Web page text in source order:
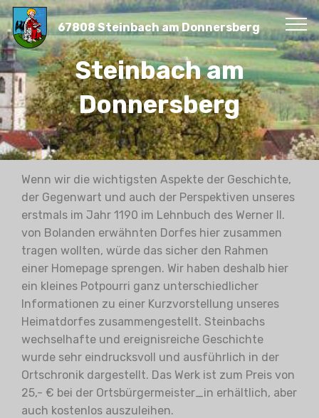
67808 Steinbach am Donnersberg
Steinbach am
Donnersberg
Wenn wir die wichtigsten Aspekte der Geschichte,
der Gegenwart und auch der Perspektiven unseres
erstmals im Jahr 1190 im Lehnbuch des Werner II.
von Bolanden erwähnten Dorfes hier zusammen
tragen wollten, würde das sicher den Rahmen
einer Homepage sprengen. Wir haben deshalb hier
ein kleines Potpourri ganz unterschiedlicher
Informationen zu einer Kurzvorstellung unseres
Heimatdorfes zusammengestellt. Steinbachs
wechselhafte und ereignisreiche Geschichte
wurde sehr eindrucksvoll und ausführlich in der
Ortschronik dargestellt. Das Werk ist zum Preis von
25,- € bei der Ortsbürgermeister_in erhältlich, aber
auch kostenlos auszuleihen.